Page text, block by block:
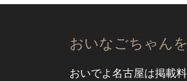
おいなごちゃん
おいでよ名古屋は掲載